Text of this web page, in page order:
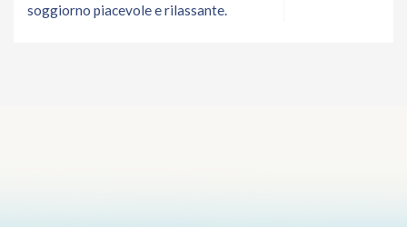
soggiorno piacevole e rilassante.